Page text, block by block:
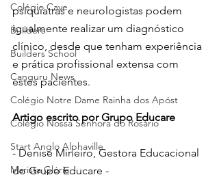
Colégio Cave
Builders
Builders School
Canguru News
Colégio Notre Dame Rainha dos Apóst
Colégio Nossa Senhora do Rosário
Start Anglo Alphaville
Marista Glória
psiquiatras e neurologistas podem
igualmente realizar um diagnóstico
clínico, desde que tenham experiência
e prática profissional extensa com
estes pacientes.
Artigo escrito por Grupo Educare
- Denise Mineiro, Gestora Educacional
do Grupo Educare -